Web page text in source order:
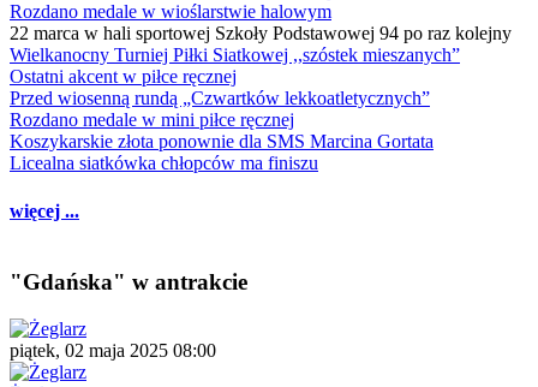
Rozdano medale w wioślarstwie halowym
22 marca w hali sportowej Szkoły Podstawowej 94 po raz kolejny
Wielkanocny Turniej Piłki Siatkowej ,,szóstek mieszanych”
Ostatni akcent w piłce ręcznej
Przed wiosenną rundą „Czwartków lekkoatletycznych”
Rozdano medale w mini piłce ręcznej
Koszykarskie złota ponownie dla SMS Marcina Gortata
Licealna siatkówka chłopców ma finiszu
więcej ...
"Gdańska" w antrakcie
piątek, 02 maja 2025 08:00